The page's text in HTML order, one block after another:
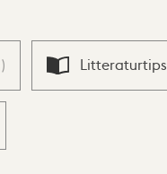
) Litteraturtips